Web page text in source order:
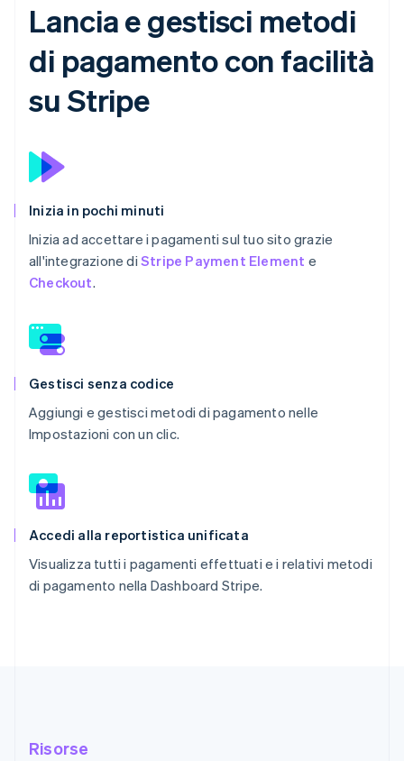
Lancia e gestisci metodi
di pagamento con facilità
su Stripe
Inizia in pochi minuti
Inizia ad accettare i pagamenti sul tuo sito grazie
all'integrazione di Stripe Payment Element e
Checkout.
Gestisci senza codice
Aggiungi e gestisci metodi di pagamento nelle
Impostazioni con un clic.
Accedi alla reportistica unificata
Visualizza tutti i pagamenti effettuati e i relativi metodi
di pagamento nella Dashboard Stripe.
Risorse